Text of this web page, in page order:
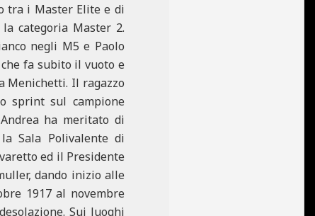
tra i Master Elite e di
categoria Master 2.
negli M5 e Paolo
fa subito il vuoto e
Menichetti. Il ragazzo
sprint sul campione
ha meritato di
Sala Polivalente di
ed il Presidente
dando inizio alle
1917 al novembre
Sui luoghi